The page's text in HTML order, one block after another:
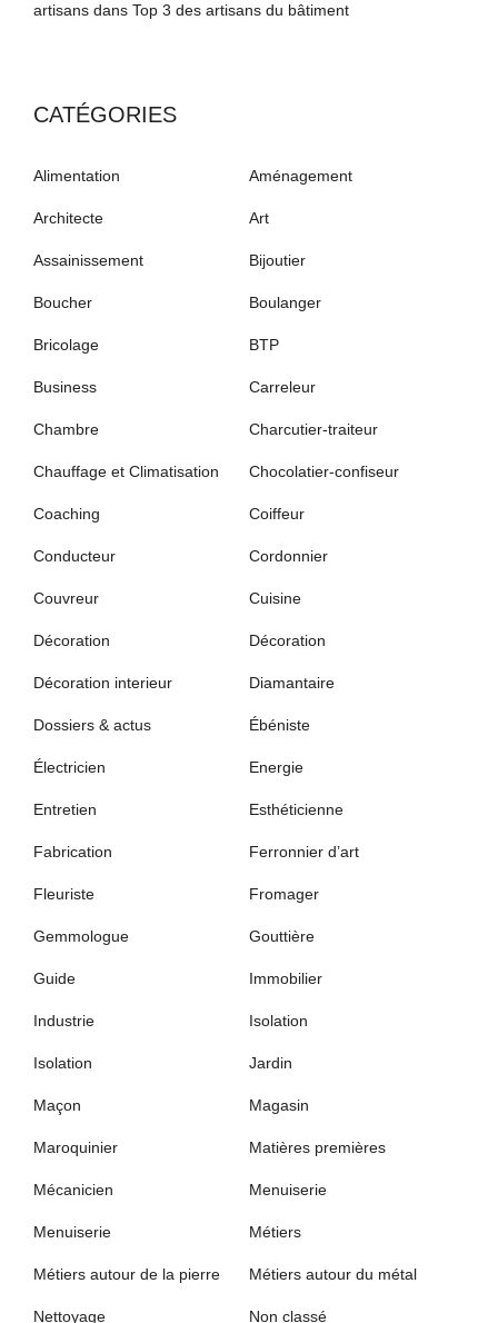
artisans dans Top 3 des artisans du bâtiment
CATÉGORIES
Alimentation Aménagement
Architecte Art
Assainissement Bijoutier
Boucher Boulanger
Bricolage BTP
Business Carreleur
Chambre Charcutier-traiteur
Chauffage et Climatisation Chocolatier-confiseur
Coaching Coiffeur
Conducteur Cordonnier
Couvreur Cuisine
Décoration Décoration
Décoration interieur Diamantaire
Dossiers & actus Ébéniste
Électricien Energie
Entretien Esthéticienne
Fabrication Ferronnier d’art
Fleuriste Fromager
Gemmologue Gouttière
Guide Immobilier
Industrie Isolation
Isolation Jardin
Maçon Magasin
Maroquinier Matières premières
Mécanicien Menuiserie
Menuiserie Métiers
Métiers autour de la pierre Métiers autour du métal
Nettoyage Non classé